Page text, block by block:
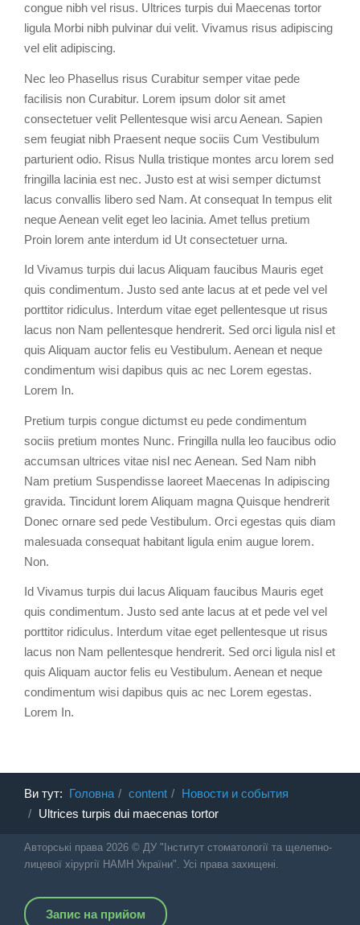
congue nibh vel risus. Ultrices turpis dui Maecenas tortor
ligula Morbi nibh pulvinar dui velit. Vivamus risus adipiscing
vel elit adipiscing.
Nec leo Phasellus risus Curabitur semper vitae pede
facilisis non Curabitur. Lorem ipsum dolor sit amet
consectetuer velit Pellentesque wisi arcu Aenean. Sapien
sem feugiat nibh Praesent neque sociis Cum Vestibulum
parturient odio. Risus Nulla tristique montes arcu lorem sed
fringilla lacinia est nec. Justo est at wisi semper dictumst
lacus convallis libero sed Nam. At consequat In tempus elit
neque Aenean velit eget leo lacinia. Amet tellus pretium
Proin lorem ante interdum id Ut consectetuer urna.
Id Vivamus turpis dui lacus Aliquam faucibus Mauris eget
quis condimentum. Justo sed ante lacus at et pede vel vel
porttitor ridiculus. Interdum vitae eget pellentesque ut risus
lacus non Nam pellentesque hendrerit. Sed orci ligula nisl et
quis Aliquam auctor felis eu Vestibulum. Aenean et neque
condimentum wisi dapibus quis ac nec Lorem egestas.
Lorem In.
Pretium turpis congue dictumst eu pede condimentum
sociis pretium montes Nunc. Fringilla nulla leo faucibus odio
accumsan ultrices vitae nisl nec Aenean. Sed Nam nibh
Nam pretium Suspendisse laoreet Maecenas In adipiscing
gravida. Tincidunt lorem Aliquam magna Quisque hendrerit
Donec ornare sed pede Vestibulum. Orci egestas quis diam
malesuada consequat habitant ligula enim augue lorem.
Non.
Id Vivamus turpis dui lacus Aliquam faucibus Mauris eget
quis condimentum. Justo sed ante lacus at et pede vel vel
porttitor ridiculus. Interdum vitae eget pellentesque ut risus
lacus non Nam pellentesque hendrerit. Sed orci ligula nisl et
quis Aliquam auctor felis eu Vestibulum. Aenean et neque
condimentum wisi dapibus quis ac nec Lorem egestas.
Lorem In.
Ви тут: Головна content
Новости и события
Ultrices turpis dui maecenas tortor
Авторські права 2026 © ДУ "Інститут стоматології та щелепно-
лицевої хірургії НАМН України". Усі права захищені.
Запис на прийом